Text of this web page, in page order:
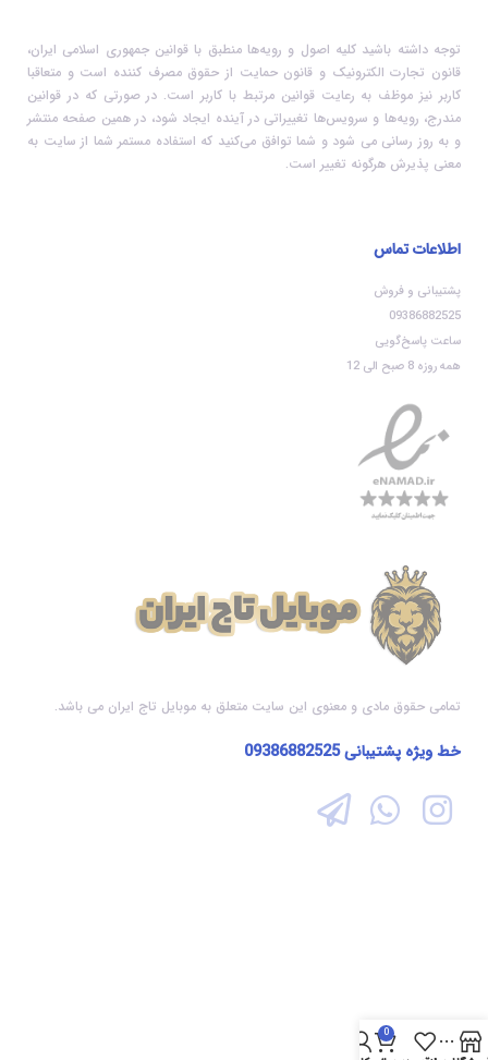
توجه داشته باشید کلیه اصول و رویه‏‌ها منطبق با قوانین جمهوری اسلامی ایران،
قانون تجارت الکترونیک و قانون حمایت از حقوق مصرف کننده است و متعاقبا
کاربر نیز موظف به رعایت قوانین مرتبط با کاربر است. در صورتی که در قوانین
مندرج، رویه‏‌ها و سرویس‏‌ها تغییراتی در آینده ایجاد شود، در همین صفحه منتشر
و به روز رسانی می شود و شما توافق می‏‌کنید که استفاده مستمر شما از سایت به
معنی پذیرش هرگونه تغییر است.
اطلاعات تماس
پشتیبانی و فروش
09386882525
ساعت پاسخ‌گویی
همه روزه 8 صبح الی 12
تمامی حقوق مادی و معنوی این سایت متعلق به موبایل تاج ایران می باشد.
خط ویژه پشتیبانی09386882525
0